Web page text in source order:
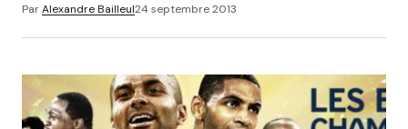
ParAlexandre Bailleul24 septembre 2013